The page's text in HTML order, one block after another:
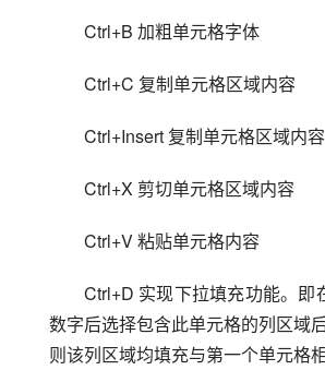
Ctrl+B 加粗单元格字体
Ctrl+C 复制单元格区域内容
Ctrl+Insert 复制单元格区域内容
Ctrl+X 剪切单元格区域内容
Ctrl+V 粘贴单元格内容
Ctrl+D 实现下拉填充功能。即
数字后选择包含此单元格的列区域
则该列区域均填充与第一个单元格